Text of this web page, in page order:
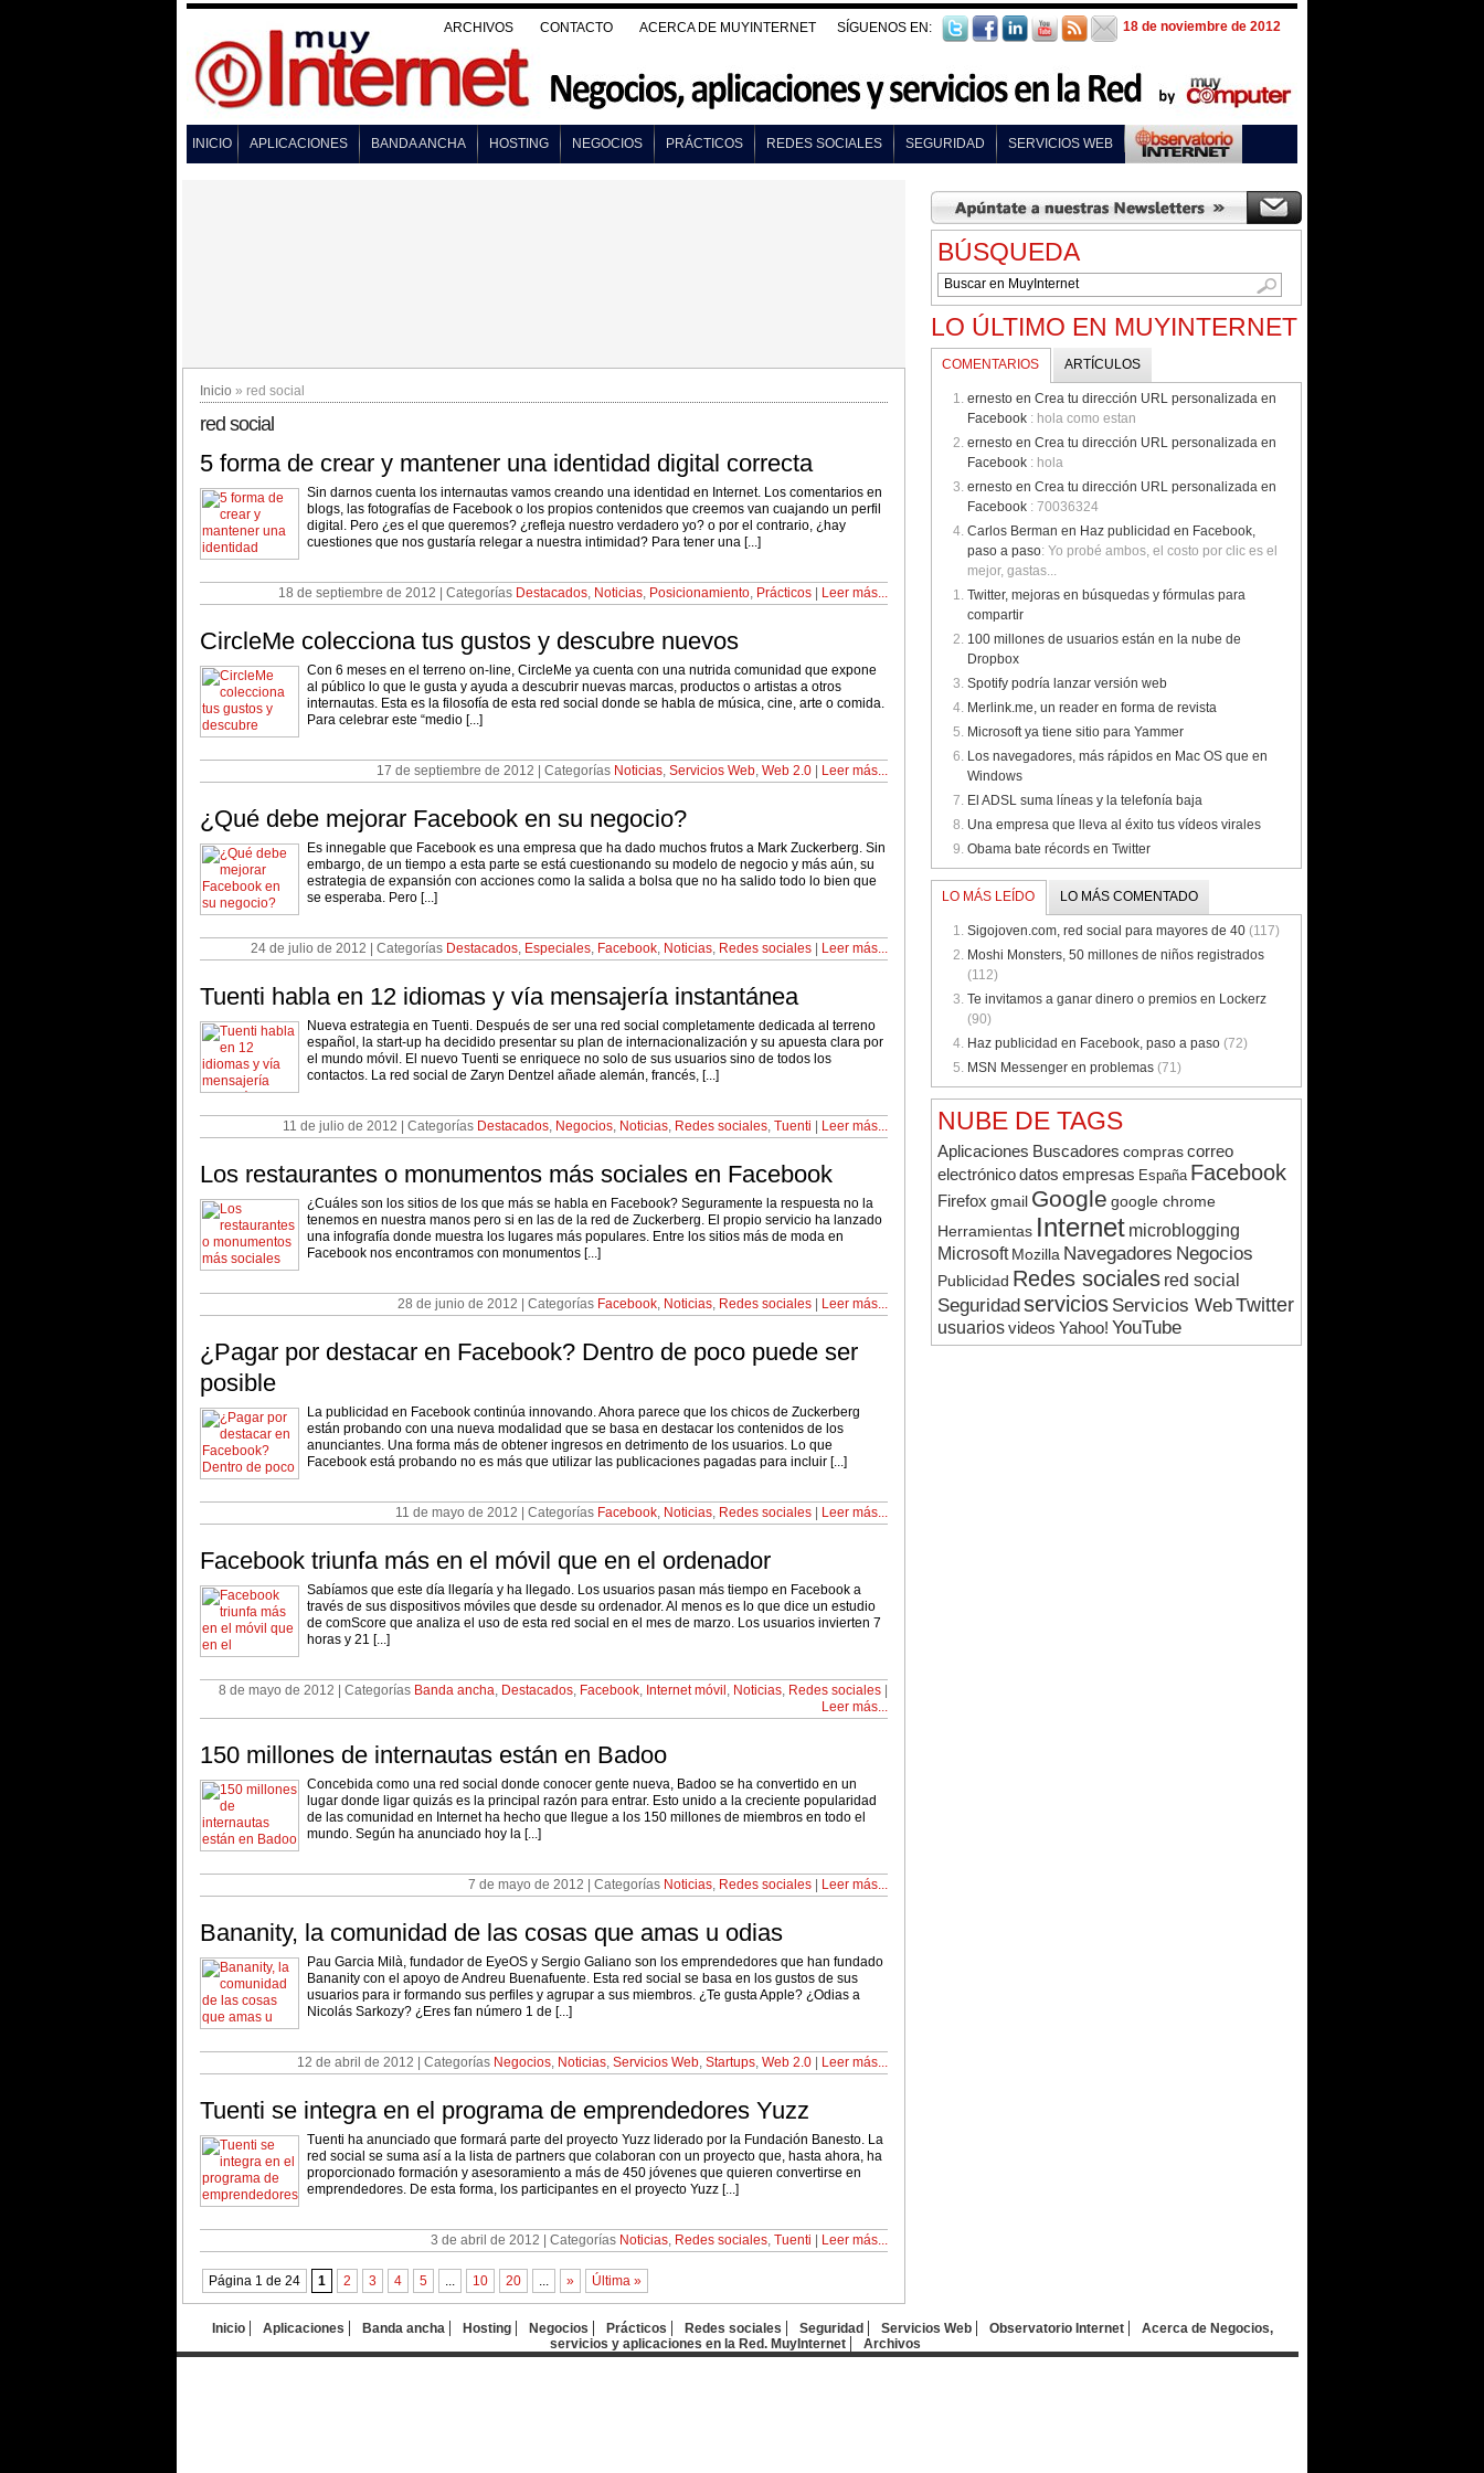
ARCHIVOS CONTACTO ACERCA DE MUYINTERNET SÍGUENOS EN: 18 de noviembre de 2012
INICIO APLICACIONES BANDA ANCHA HOSTING NEGOCIOS PRÁCTICOS REDES SOCIALES SEGURIDAD SERVICIOS WEB
Inicio » red social
red social
5 forma de crear y mantener una identidad digital correcta
Sin darnos cuenta los internautas vamos creando una identidad en Internet. Los comentarios en
blogs, las fotografías de Facebook o los propios contenidos que creemos van cuajando un perfil
digital. Pero ¿es el que queremos? ¿refleja nuestro verdadero yo? o por el contrario, ¿hay
cuestiones que nos gustaría relegar a nuestra intimidad? Para tener una [...]
18 de septiembre de 2012 | Categorías Destacados, Noticias, Posicionamiento, Prácticos Leer más...
CircleMe colecciona tus gustos y descubre nuevos
Con 6 meses en el terreno on-line, CircleMe ya cuenta con una nutrida comunidad que expone
al público lo que le gusta y ayuda a descubrir nuevas marcas, productos o artistas a otros
internautas. Esta es la filosofía de esta red social donde se habla de música, cine, arte o comida.
Para celebrar este “medio [...]
17 de septiembre de 2012 | Categorías Noticias, Servicios Web, Web 2.0 Leer más...
¿Qué debe mejorar Facebook en su negocio?
Es innegable que Facebook es una empresa que ha dado muchos frutos a Mark Zuckerberg. Sin
embargo, de un tiempo a esta parte se está cuestionando su modelo de negocio y más aún, su
estrategia de expansión con acciones como la salida a bolsa que no ha salido todo lo bien que
se esperaba. Pero [...]
24 de julio de 2012 | Categorías Destacados, Especiales, Facebook, Noticias, Redes sociales Leer más...
Tuenti habla en 12 idiomas y vía mensajería instantánea
Nueva estrategia en Tuenti. Después de ser una red social completamente dedicada al terreno
español, la start-up ha decidido presentar su plan de internacionalización y su apuesta clara por
el mundo móvil. El nuevo Tuenti se enriquece no solo de sus usuarios sino de todos los
contactos. La red social de Zaryn Dentzel añade alemán, francés, [...]
11 de julio de 2012 | Categorías Destacados, Negocios, Noticias, Redes sociales, Tuenti Leer más...
Los restaurantes o monumentos más sociales en Facebook
¿Cuáles son los sitios de los que más se habla en Facebook? Seguramente la respuesta no la
tenemos en nuestra manos pero si en las de la red de Zuckerberg. El propio servicio ha lanzado
una infografía donde muestra los lugares más populares. Entre los sitios más de moda en
Facebook nos encontramos con monumentos [...]
28 de junio de 2012 | Categorías Facebook, Noticias, Redes sociales Leer más...
¿Pagar por destacar en Facebook? Dentro de poco puede ser
posible
La publicidad en Facebook continúa innovando. Ahora parece que los chicos de Zuckerberg
están probando con una nueva modalidad que se basa en destacar los contenidos de los
anunciantes. Una forma más de obtener ingresos en detrimento de los usuarios. Lo que
Facebook está probando no es más que utilizar las publicaciones pagadas para incluir [...]
11 de mayo de 2012 | Categorías Facebook, Noticias, Redes sociales Leer más...
Facebook triunfa más en el móvil que en el ordenador
Sabíamos que este día llegaría y ha llegado. Los usuarios pasan más tiempo en Facebook a
través de sus dispositivos móviles que desde su ordenador. Al menos es lo que dice un estudio
de comScore que analiza el uso de esta red social en el mes de marzo. Los usuarios invierten 7
horas y 21 [...]
8 de mayo de 2012 | Categorías Banda ancha, Destacados, Facebook, Internet móvil , Noticias, Redes sociales
Leer más...
150 millones de internautas están en Badoo
Concebida como una red social donde conocer gente nueva, Badoo se ha convertido en un
lugar donde ligar quizás es la principal razón para entrar. Esto unido a la creciente popularidad
de las comunidad en Internet ha hecho que llegue a los 150 millones de miembros en todo el
mundo. Según ha anunciado hoy la [...]
7 de mayo de 2012 | Categorías Noticias, Redes sociales Leer más...
Bananity, la comunidad de las cosas que amas u odias
Pau Garcia Milà, fundador de EyeOS y Sergio Galiano son los emprendedores que han fundado
Bananity con el apoyo de Andreu Buenafuente. Esta red social se basa en los gustos de sus
usuarios para ir formando sus perfiles y agrupar a sus miembros. ¿Te gusta Apple? ¿Odias a
Nicolás Sarkozy? ¿Eres fan número 1 de [...]
12 de abril de 2012 | Categorías Negocios, Noticias, Servicios Web, Startups, Web 2.0 Leer más...
Tuenti se integra en el programa de emprendedores Yuzz
Tuenti ha anunciado que formará parte del proyecto Yuzz liderado por la Fundación Banesto. La
red social se suma así a la lista de partners que colaboran con un proyecto que, hasta ahora, ha
proporcionado formación y asesoramiento a más de 450 jóvenes que quieren convertirse en
emprendedores. De esta forma, los participantes en el proyecto Yuzz [...]
3 de abril de 2012 | Categorías Noticias, Redes sociales, Tuenti Leer más...
Página 1 de 24 1 2 3 4 5 ... 10 20 ... » Última »
BÚSQUEDA
LO ÚLTIMO EN MUYINTERNET
COMENTARIOS ARTÍCULOS
ernesto en Crea tu dirección URL personalizada en
Facebook : hola como estan
ernesto en Crea tu dirección URL personalizada en
Facebook : hola
ernesto en Crea tu dirección URL personalizada en
Facebook : 70036324
Carlos Berman en Haz publicidad en Facebook,
paso a paso: Yo probé ambos, el costo por clic es el
mejor, gastas...
Twitter, mejoras en búsquedas y fórmulas para
compartir
100 millones de usuarios están en la nube de
Dropbox
Spotify podría lanzar versión web
Merlink.me, un reader en forma de revista
Microsoft ya tiene sitio para Yammer
Los navegadores, más rápidos en Mac OS que en
Windows
El ADSL suma líneas y la telefonía baja
Una empresa que lleva al éxito tus vídeos virales
Obama bate récords en Twitter
LO MÁS LEÍDO LO MÁS COMENTADO
Sigojoven.com, red social para mayores de 40 (117)
Moshi Monsters, 50 millones de niños registrados
(112)
Te invitamos a ganar dinero o premios en Lockerz
(90)
Haz publicidad en Facebook, paso a paso (72)
MSN Messenger en problemas (71)
NUBE DE TAGS
Aplicaciones Buscadores comprascorreo
electrónicodatos empresas España Facebook
Firefox gmail Google google chrome
Herramientas Internet microblogging
Microsoft Mozilla Navegadores Negocios
Publicidad Redes sociales red social
Seguridadservicios Servicios WebTwitter
usuariosvideos Yahoo! YouTube
Inicio Aplicaciones Banda ancha Hosting Negocios Prácticos Redes sociales Seguridad Servicios Web Observatorio Internet
Acerca de Negocios,
servicios y aplicaciones en la Red. MuyInternet
Archivos